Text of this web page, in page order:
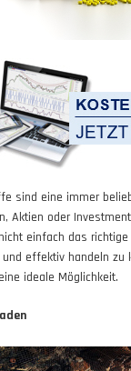
sind eine immer
Aktien oder
einfach das
effektiv handeln zu
ideale Möglichkeit.